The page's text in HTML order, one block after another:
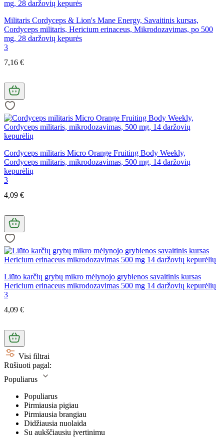
Militaris Cordyceps & Lion's Mane Energy, Savaitinis kursas,
Cordyceps militaris, Hericium erinaceus, Mikrodozavimas, po 500
mg, 28 daržovių kepurės
3
7,16 €
Cordyceps militaris Micro Orange Fruiting Body Weekly,
Cordyceps militaris, mikrodozavimas, 500 mg, 14 daržovių
kepurėlių
3
4,09 €
Liūto karčių grybų mikro mėlynojo grybienos savaitinis kursas
Hericium erinaceus mikrodozavimas 500 mg 14 daržovių kepurėlių
3
4,09 €
Visi filtrai
Rūšiuoti pagal:
Populiarus
Populiarus
Pirmiausia pigiau
Pirmiausia brangiau
Didžiausia nuolaida
Su aukščiausiu įvertinimu